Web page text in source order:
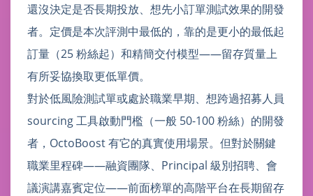
還沒決定是否長期投放、想先小訂單測試效果的開發
者。定價是本次評測中最低的，靠的是更小的最低起
訂量（25 粉絲起）和精簡交付模型——留存質量上
有所妥協換取更低單價。
對於低風險測試單或處於職業早期、想跨過招募人員
sourcing 工具啟動門檻（一般 50-100 粉絲）的開發
者，OctoBoost 有它的真實使用場景。但對於關鍵
職業里程碑——融資團隊、Principal 級別招聘、會
議演講嘉賓定位——前面榜單的高階平台在長期留存